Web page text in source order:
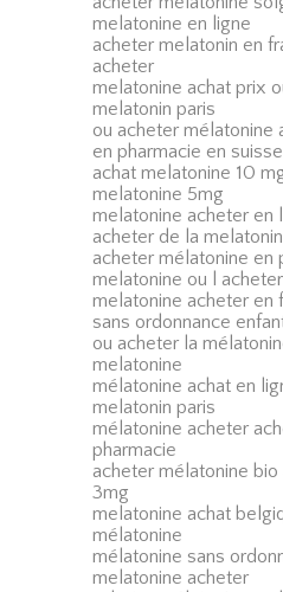
melatonine en ligne
acheter melatonin en
acheter
melatonine achat prix
melatonin paris
ou acheter mélatonine
en pharmacie en suisse
achat melatonine 10
melatonine 5mg
melatonine acheter en
acheter de la
acheter mélatonine en
melatonine ou l acheter
melatonine acheter en
sans ordonnance
ou acheter la
melatonine
mélatonine achat en
melatonin paris
mélatonine acheter
pharmacie
acheter mélatonine
3mg
melatonine achat
mélatonine
mélatonine sans
melatonine acheter